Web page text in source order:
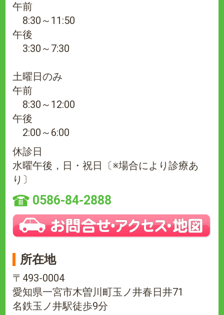
午前
8:30～11:50
午後
3:30～7:30
土曜日のみ
午前
8:30～12:00
午後
2:00～6:00
休診日
水曜午後，日・祝日〔※場合により診療あ
り〕
0586-84-2888
所在地
〒493-0004
愛知県一宮市木曽川町玉ノ井春日井71
名鉄玉ノ井駅徒歩9分